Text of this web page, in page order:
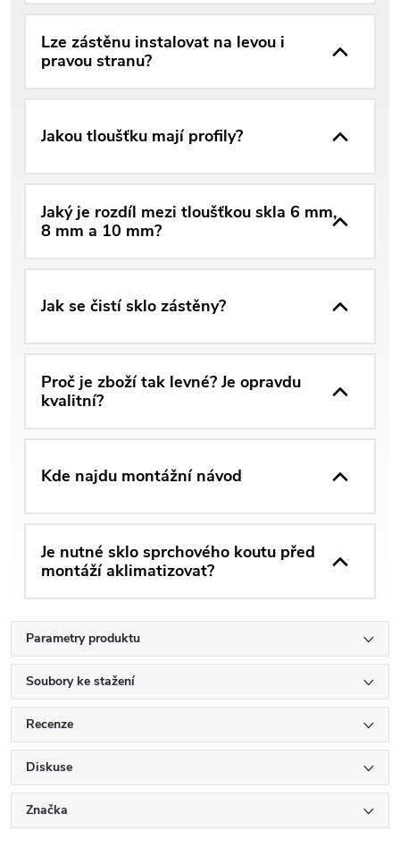
Lze zástěnu instalovat na levou i
pravou stranu?
Jakou tloušťku mají profily?
Jaký je rozdíl mezi tloušťkou skla 6 mm,
8 mm a 10 mm?
Jak se čistí sklo zástěny?
Proč je zboží tak levné? Je opravdu
kvalitní?
Kde najdu montážní návod
Je nutné sklo sprchového koutu před
montáží aklimatizovat?
Parametry produktu
Soubory ke stažení
Recenze
Diskuse
Značka